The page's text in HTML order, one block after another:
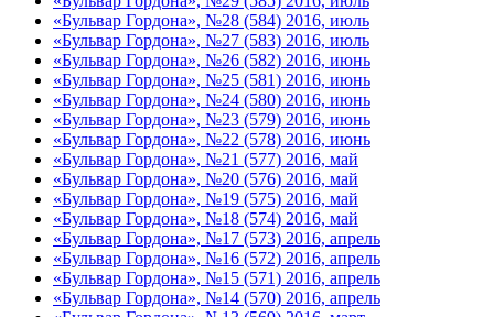
«Бульвар Гордона», №28 (584) 2016, июль
«Бульвар Гордона», №27 (583) 2016, июль
«Бульвар Гордона», №26 (582) 2016, июнь
«Бульвар Гордона», №25 (581) 2016, июнь
«Бульвар Гордона», №24 (580) 2016, июнь
«Бульвар Гордона», №23 (579) 2016, июнь
«Бульвар Гордона», №22 (578) 2016, июнь
«Бульвар Гордона», №21 (577) 2016, май
«Бульвар Гордона», №20 (576) 2016, май
«Бульвар Гордона», №19 (575) 2016, май
«Бульвар Гордона», №18 (574) 2016, май
«Бульвар Гордона», №17 (573) 2016, апрель
«Бульвар Гордона», №16 (572) 2016, апрель
«Бульвар Гордона», №15 (571) 2016, апрель
«Бульвар Гордона», №14 (570) 2016, апрель